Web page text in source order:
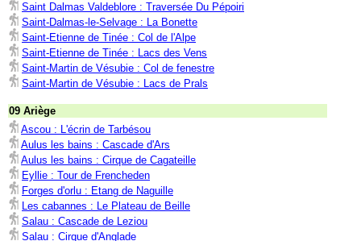
Saint Dalmas Valdeblore : Traversée Du Pépoiri
Saint-Dalmas-le-Selvage : La Bonette
Saint-Etienne de Tinée : Col de l'Alpe
Saint-Etienne de Tinée : Lacs des Vens
Saint-Martin de Vésubie : Col de fenestre
Saint-Martin de Vésubie : Lacs de Prals
09 Ariège
Ascou : L'écrin de Tarbésou
Aulus les bains : Cascade d'Ars
Aulus les bains : Cirque de Cagateille
Eyllie : Tour de Frencheden
Forges d'orlu : Etang de Naguille
Les cabannes : Le Plateau de Beille
Salau : Cascade de Leziou
Salau : Cirque d'Anglade